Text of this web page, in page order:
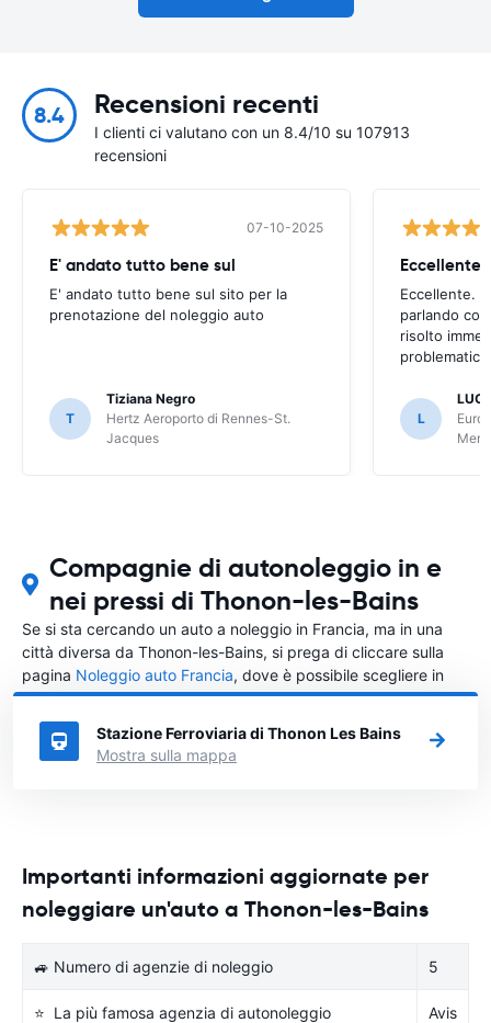
8.4 Recensioni recenti
I clienti ci valutano con un 8.4/10 su 107913
recensioni
07-10-2025
E' andato tutto bene sul
E' andato tutto bene sul sito per la
prenotazione del noleggio auto
T
Tiziana Negro
Hertz Aeroporto di Rennes-St.
Jacques
Eccellente.
parlando
risolto
L
Compagnie di autonoleggio in e
nei pressi di Thonon-les-Bains
Se si sta cercando un auto a noleggio in Francia, ma in una
città diversa da Thonon-les-Bains, si prega di cliccare sulla
pagina Noleggio auto Francia, dove è possibile scegliere in
quale città in Francia si vuole noleggiare l'auto.
Stazione Ferroviaria di Thonon Les Bains
Mostra sulla mappa
Importanti informazioni aggiornate per
noleggiare un'auto a Thonon-les-Bains
🚙 Numero di agenzie di noleggio 5
⭐ La più famosa agenzia di autonoleggio Avis